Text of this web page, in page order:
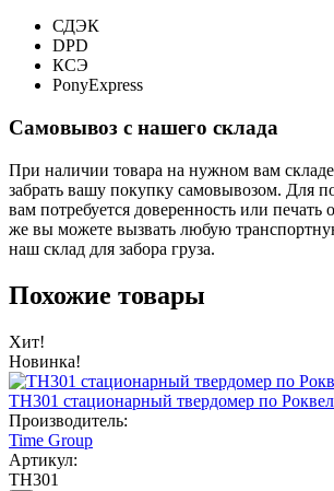
СДЭК
DPD
КСЭ
PonyExpress
Самовывоз с нашего склада
При наличии товара на нужном вам
забрать вашу покупку самовывозом. Для
вам потребуется доверенность или печать
же вы можете вызвать любую
наш склад для забора груза.
Похожие товары
Хит!
Новинка!
TH301 стационарный твердомер по
Производитель:
Time Group
Артикул:
TH301